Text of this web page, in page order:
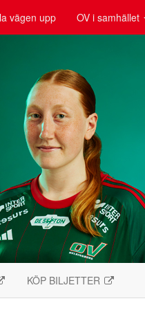
vägen upp OV i samhället
KÖP BILJETTER